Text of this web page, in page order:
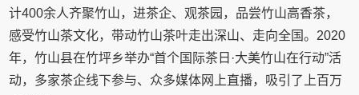
计400余人齐聚竹山，进茶企、观茶园，品尝竹山高香茶，
感受竹山茶文化，带动竹山茶叶走出深山、走向全国。2020
年，竹山县在竹坪乡举办“首个国际茶日·大美竹山在行动”活
动，多家茶企线下参与、众多媒体网上直播，吸引了上百万